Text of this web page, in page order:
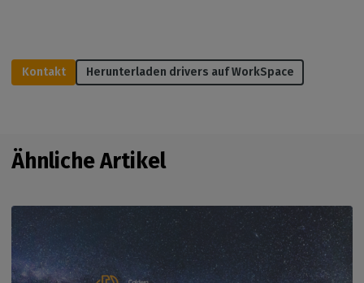
Kontakt Herunterladen drivers auf WorkSpace
Ähnliche Artikel